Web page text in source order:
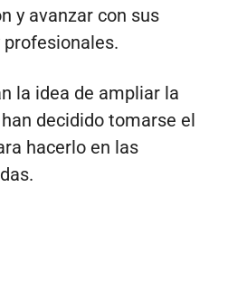
y avanzar con sus
la idea de ampliar la
decidido tomarse el
hacerlo en las